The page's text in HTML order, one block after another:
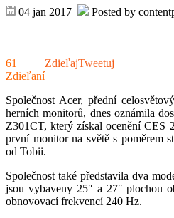
04 jan 2017 Posted by
61
Zdieľaní
ZdieľajTweetuj
Společnost Acer, přední
herních monitorů, dnes oznámila
Z301CT, který získal ocenění CES
první monitor na světě s poměrem
od Tobii.
Společnost také představila dva
jsou vybaveny 25″ a 27″ plochou
obnovovací frekvencí 240 Hz.